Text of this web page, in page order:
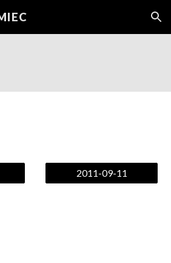
Skip to navigation
2011-09-11